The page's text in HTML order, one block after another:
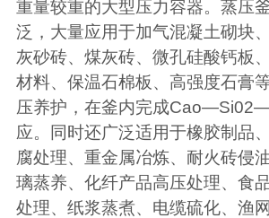
重量较重的大型压力容器。蒸压
泛，大量应用于加气混凝土砌块
灰砂砖、煤灰砖、微孔硅酸钙板
材料、保温石棉板、高强度石膏
压养护，在釜内完成
应。同时还广泛适用于橡胶制品
腐处理、重金属冶炼、耐火砖侵
璃蒸养、化纤产品高压处理、食
处理、纸浆蒸煮、电缆硫化、渔